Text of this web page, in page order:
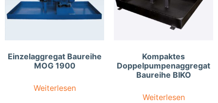
Einzelaggregat Baureihe
MOG 1900
Weiterlesen
Kompaktes
Doppelpumpenaggregat
Baureihe BIKO
Weiterlesen